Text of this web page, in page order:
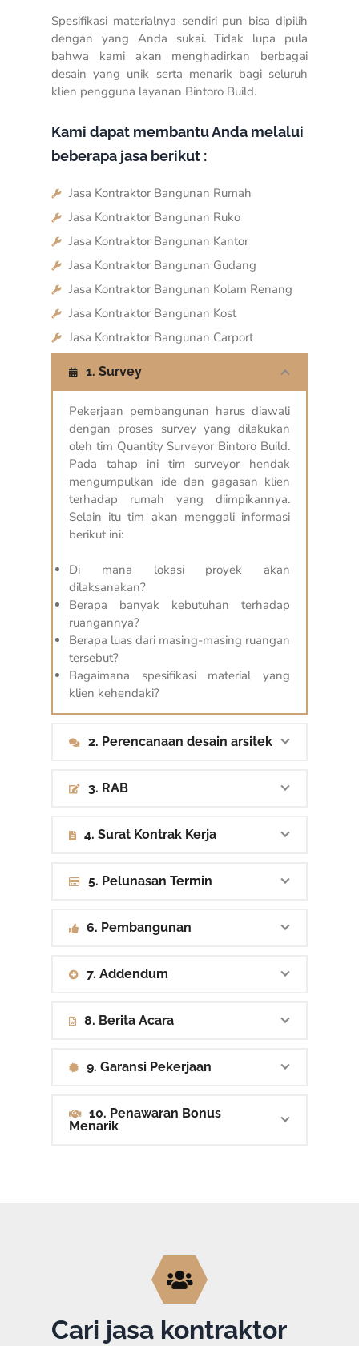
Spesifikasi materialnya sendiri pun bisa dipilih
dengan yang Anda sukai. Tidak lupa pula
bahwa kami akan menghadirkan berbagai
desain yang unik serta menarik bagi seluruh
klien pengguna layanan Bintoro Build.
Kami dapat membantu Anda melalui
beberapa jasa berikut :
Jasa Kontraktor Bangunan Rumah
Jasa Kontraktor Bangunan Ruko
Jasa Kontraktor Bangunan Kantor
Jasa Kontraktor Bangunan Gudang
Jasa Kontraktor Bangunan Kolam Renang
Jasa Kontraktor Bangunan Kost
Jasa Kontraktor Bangunan Carport
1. Survey
Pekerjaan pembangunan harus diawali
dengan proses survey yang dilakukan
oleh tim Quantity Surveyor Bintoro Build.
Pada tahap ini tim surveyor hendak
mengumpulkan ide dan gagasan klien
terhadap rumah yang diimpikannya.
Selain itu tim akan menggali informasi
berikut ini:
Di mana lokasi proyek akan
dilaksanakan?
Berapa banyak kebutuhan terhadap
ruangannya?
Berapa luas dari masing-masing ruangan
tersebut?
Bagaimana spesifikasi material yang
klien kehendaki?
2. Perencanaan desain arsitek
3. RAB
4. Surat Kontrak Kerja
5. Pelunasan Termin
6. Pembangunan
7. Addendum
8. Berita Acara
9. Garansi Pekerjaan
10. Penawaran Bonus
Menarik
Cari jasa kontraktor